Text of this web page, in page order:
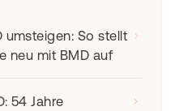
umsteigen: So stellt
neu mit BMD auf
54 Jahre